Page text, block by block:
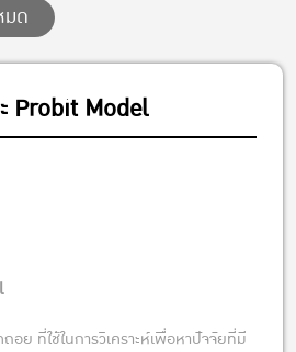
มด
Probit Model
ย ที่ใช้ในการวิเคราะห์เพื่อหาปัจจัยที่มี